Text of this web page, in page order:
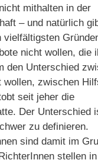
mithalten in der
– und natürlich
vielfältigsten
nicht wollen, die
den Unterschied
wollen, zwischen
seit jeher die
Der Unterschied
zu definieren.
sind damit im
stellen